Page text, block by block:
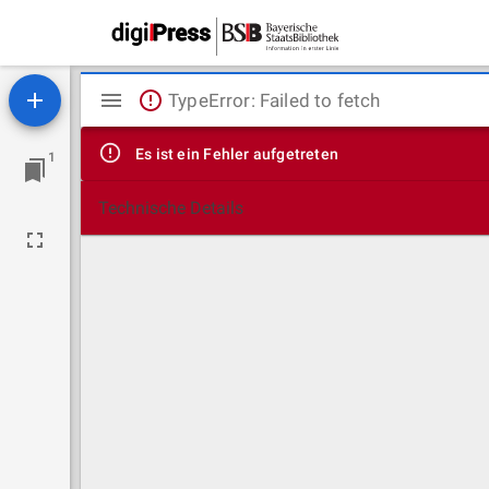
1
Mirador
Viewer
TypeError: Failed to fetch
Es ist ein Fehler aufgetreten
Technische Details